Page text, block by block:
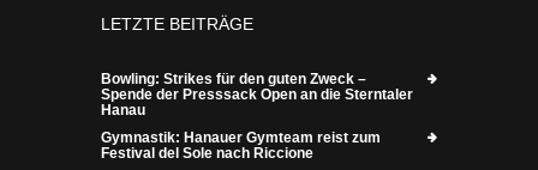
LETZTE BEITRÄGE
Bowling: Strikes für den guten Zweck –
Spende der Presssack Open an die Sterntaler
Hanau
Gymnastik: Hanauer Gymteam reist zum
Festival del Sole nach Riccione